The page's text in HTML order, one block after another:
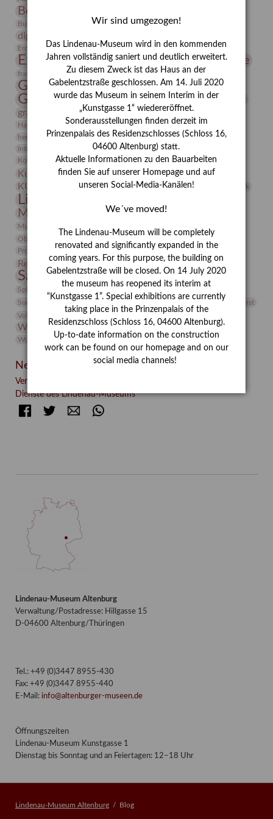
Bernhard August von Lindenau
Burg Posterstein Conrad Felixmüller Depot
digitallabor
Erdmann Julius Dietrich
Erlebnisportal estrusker Exlibris
Expressionismus Festrede Florenz Fotografie
frauen Frauen in der Antike und heute
Gerhard-Altenbourg-Preis
Gerhard Altenbourg
Gerhard Kurt Müller
grafische sammlung griechische Mythologie
Hanns-Conon von der Gabelentz Heinrich Kirchhoff Heldinnen
herman de vries Humboldt
Insekten
Integriertes Schädlingsmanagement
Italien Jahresempfang
Kolosseum
Kooperationsausstellung Korkmodelle Kunst
Kunstmuseum Kunstvermittlung Kunst von Kühl
KUNSTWAND Kurs Künstler Künstlerin Lehmbruck
Lindenau-Museum
Museumsgeschichte Museumsnacht
Museumspädagogik Natur
Objekt im Fokus
Phelloplastik
Pohlhof
Provenienz
Provenienzforschung
Restaurierung Rudi Lesser Ruth Wolf-Rehfeld
Sammlung Samstagszeichner Skulptur
Sonderausstellung
Sphinx
studio Studio Bildende Kunst
Suermondt-Ludwig-Museum
Vermittlung
Videokunst
Volontariat
Walter Rheiner Werefkin
Werkbetrachtung Winter Wissenschaft
Wolf and Dog
Wolf und Hund
Zirkuswoche
Neueste Beiträge
Verschenkt, verkauft, vergessen? – Kunstdetektivinnen im
Dienste des Lindenau-Museums
FacebookTwitter E-mail
Lindenau-Museum Altenburg
Verwaltung/Postadresse: Hillgasse 15
D-04600 Altenburg/Thüringen
Tel.: +49 (0)3447 8955-430
Fax: +49 (0)3447 8955-440
E-Mail: info@altenburger-museen.de
Öffnungszeiten
Lindenau-Museum Kunstgasse 1
Dienstag bis Sonntag und an Feiertagen: 12–18 Uhr
Lindenau-Museum Altenburg Blog
Wir sind umgezogen!
Das Lindenau-Museum wird in den kommenden
Jahren vollständig saniert und deutlich erweitert.
Zu diesem Zweck ist das Haus an der
Gabelentzstraße geschlossen. Am 14. Juli 2020
wurde das Museum in seinem Interim in der
„Kunstgasse 1“ wiedereröffnet.
Sonderausstellungen finden derzeit im
Prinzenpalais des Residenzschlosses (Schloss 16,
04600 Altenburg) statt.
Aktuelle Informationen zu den Bauarbeiten
finden Sie auf unserer Homepage und auf
unseren Social-Media-Kanälen!
We´ve moved!
The Lindenau-Museum will be completely
renovated and significantly expanded in the
coming years. For this purpose, the building on
Gabelentzstraße will be closed. On 14 July 2020
the museum has reopened its interim at
“Kunstgasse 1”. Special exhibitions are currently
taking place in the Prinzenpalais of the
Residenzschloss (Schloss 16, 04600 Altenburg).
Up-to-date information on the construction
work can be found on our homepage and on our
social media channels!